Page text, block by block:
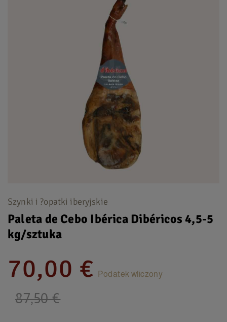
Szynki i ?opatki iberyjskie
Paleta de Cebo Ibérica Dibéricos 4,5-5
kg/sztuka
70,00 € Podatek wliczony
87,50 €